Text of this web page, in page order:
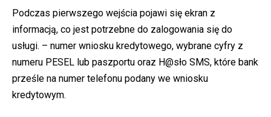
Podczas pierwszego wejścia pojawi się ekran z
informacją, co jest potrzebne do zalogowania się do
usługi. – numer wniosku kredytowego, wybrane cyfry z
numeru PESEL lub paszportu oraz H@sło SMS, które bank
prześle na numer telefonu podany we wniosku
kredytowym.